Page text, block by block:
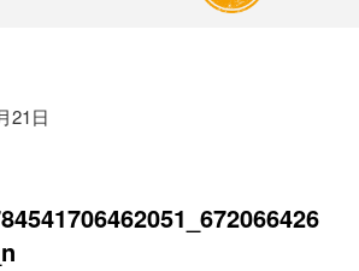
21日